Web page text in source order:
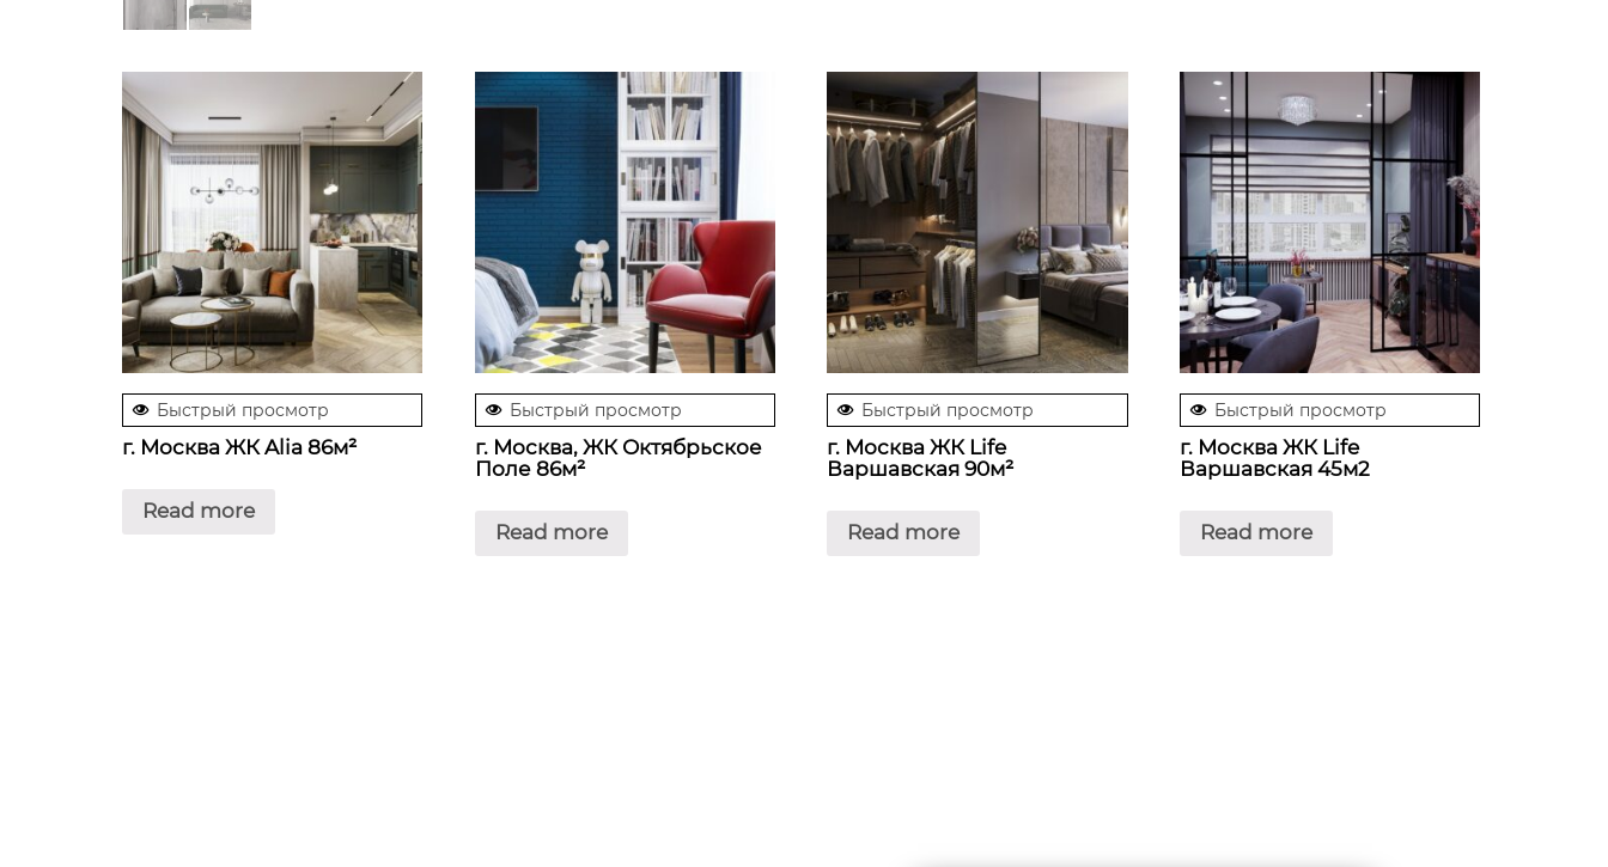
Быстрый просмотр
г. Москва ЖК Alia 86м²
Read more
Быстрый просмотр
г. Москва, ЖК Октябрьское
Поле 86м²
Read more
Быстрый просмотр
г. Москва ЖК Life
Варшавская 90м²
Read more
Быстрый просмотр
г. Москва ЖК Life
Варшавская 45м2
Read more